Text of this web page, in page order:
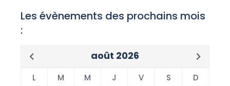
Les évènements des prochains mois
:
août 2026
L M M J V S D